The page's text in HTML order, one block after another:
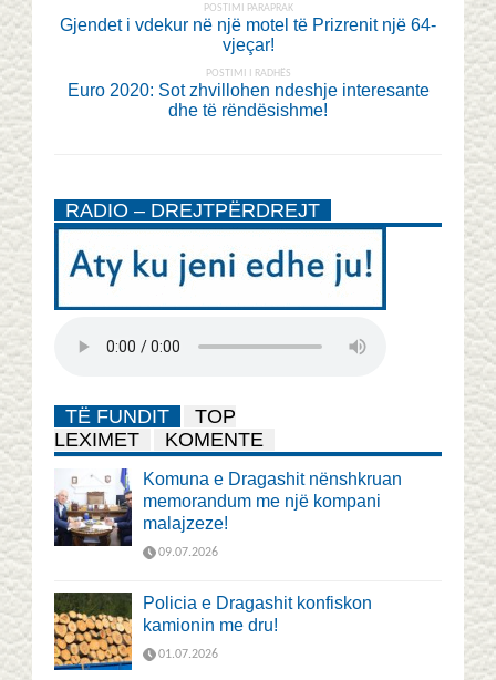
POSTIMI PARAPRAK
Gjendet i vdekur në një motel të Prizrenit një 64-
vjeçar!
POSTIMI I RADHËS
Euro 2020: Sot zhvillohen ndeshje interesante
dhe të rëndësishme!
RADIO – DREJTPËRDREJT
TË FUNDIT
TOP
LEXIMET
KOMENTE
Komuna e Dragashit nënshkruan
memorandum me një kompani
malajzeze!
09.07.2026
Policia e Dragashit konfiskon
kamionin me dru!
01.07.2026